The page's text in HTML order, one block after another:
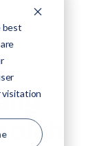
best
visitation